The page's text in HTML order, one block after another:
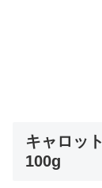
キャロッ
100g